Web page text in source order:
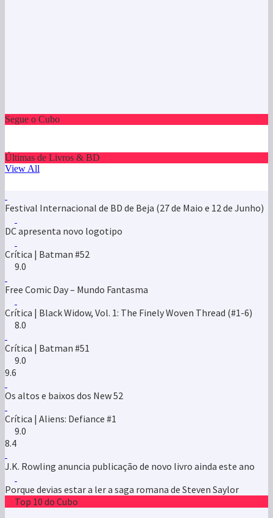
Segue o Cubo
Últimas de Livros & BD
View All
Festival Internacional de BD de Beja (27 de Maio e 12 de Junho)
DC apresenta novo logotipo
Crítica | Batman #52
9.0
Free Comic Day – Mundo Fantasma
Crítica | Black Widow, Vol. 1: The Finely Woven Thread (#1-6)
8.0
Crítica | Batman #51
9.0
9.6
Os altos e baixos dos New 52
Crítica | Aliens: Defiance #1
9.0
8.4
J.K. Rowling anuncia publicação de novo livro ainda este ano
Porque devias estar a ler a saga romana de Steven Saylor
Top 10 do Cubo